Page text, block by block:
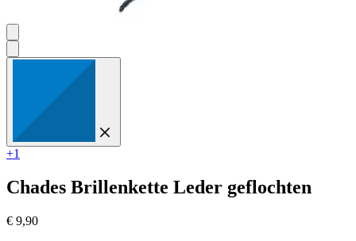
+1
Chades Brillenkette Leder geflochten
€ 9,90